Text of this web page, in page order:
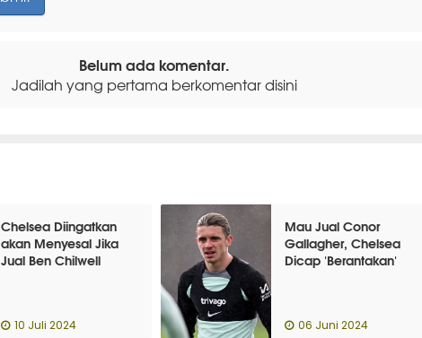
Belum ada komentar.
Jadilah yang pertama berkomentar disini
Chelsea Diingatkan
akan Menyesal Jika
Jual Ben Chilwell
10 Juli 2024
Mau Jual Conor
Gallagher, Chelsea
Dicap 'Berantakan'
06 Juni 2024